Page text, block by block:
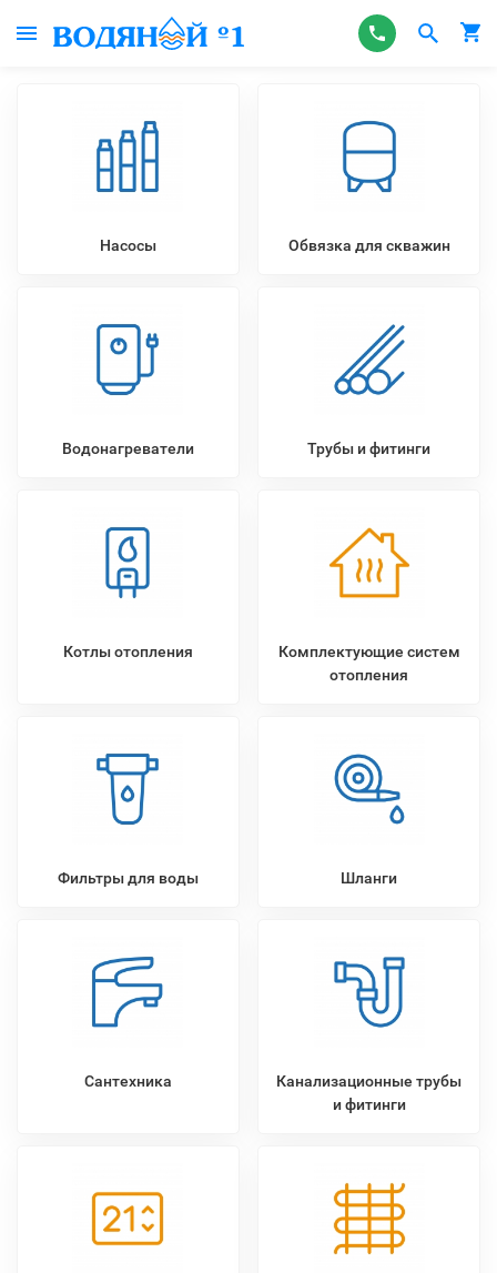
Насосы Обвязка для скважин
Водонагреватели Трубы и фитинги
Котлы отопления
Комплектующие систем
отопления
Фильтры для воды Шланги
Сантехника
Канализационные трубы
и фитинги